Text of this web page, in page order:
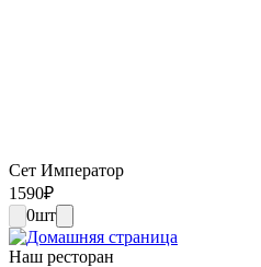
Сет Император
1590₽
0шт
Наш ресторан